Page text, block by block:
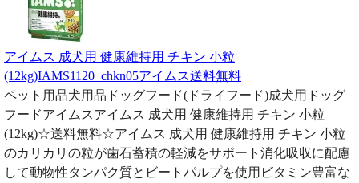
アイムス 成犬用 健康維持用 チキン 小粒
(12kg)IAMS1120_chkn05アイムス送料無料
ペット用品犬用品ドッグフード(ドライフード)成犬用ドッグ
フードアイムスアイムス 成犬用 健康維持用 チキン 小粒
(12kg)☆送料無料☆アイムス 成犬用 健康維持用 チキン 小粒
のカリカリの粒が歯石蓄積の軽減をサポート消化吸収に配慮
して動物性タンパク質とビートパルプを使用ビタミン豊富な